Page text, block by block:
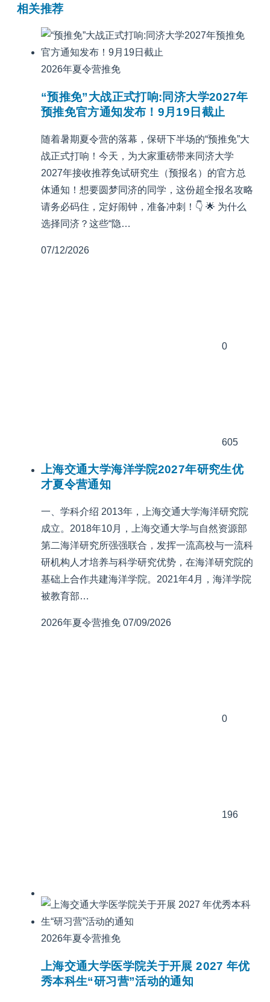
相关推荐
2026年夏令营推免
“预推免”大战正式打响:同济大学2027年
预推免官方通知发布！9月19日截止
随着暑期夏令营的落幕，保研下半场的“预推免”大
战正式打响！今天，为大家重磅带来同济大学
2027年接收推荐免试研究生（预报名）的官方总
体通知！想要圆梦同济的同学，这份超全报名攻略
请务必码住，定好闹钟，准备冲刺！👇 🌟 为什么
选择同济？这些“隐…
07/12/2026
0
605
上海交通大学海洋学院2027年研究生优
才夏令营通知
一、学科介绍 2013年，上海交通大学海洋研究院
成立。2018年10月，上海交通大学与自然资源部
第二海洋研究所强强联合，发挥一流高校与一流科
研机构人才培养与科学研究优势，在海洋研究院的
基础上合作共建海洋学院。2021年4月，海洋学院
被教育部…
2026年夏令营推免 07/09/2026
0
196
2026年夏令营推免
上海交通大学医学院关于开展 2027 年优
秀本科生“研习营”活动的通知